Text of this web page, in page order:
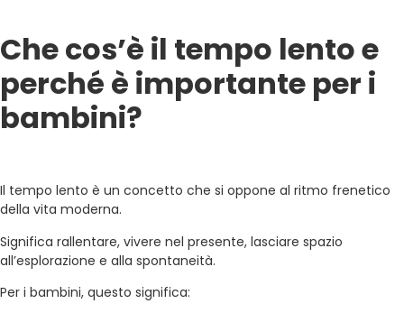
Che cos’è il tempo lento e
perché è importante per i
bambini?
Il tempo lento è un concetto che si oppone al ritmo frenetico
della vita moderna.
Significa rallentare, vivere nel presente, lasciare spazio
all’esplorazione e alla spontaneità.
Per i bambini, questo significa: